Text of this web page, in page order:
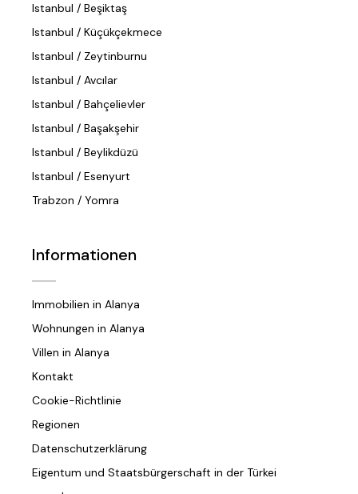
Istanbul / Beşiktaş
Istanbul / Küçükçekmece
Istanbul / Zeytinburnu
Istanbul / Avcılar
Istanbul / Bahçelievler
Istanbul / Başakşehir
Istanbul / Beylikdüzü
Istanbul / Esenyurt
Trabzon / Yomra
Informationen
Immobilien in Alanya
Wohnungen in Alanya
Villen in Alanya
Kontakt
Cookie-Richtlinie
Regionen
Datenschutzerklärung
Eigentum und Staatsbürgerschaft in der Türkei